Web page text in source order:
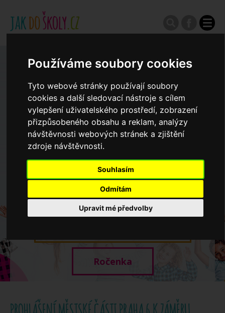
Používáme soubory cookies
Tyto webové stránky používají soubory
cookies a další sledovací nástroje s cílem
vylepšení uživatelského prostředí, zobrazení
přizpůsobeného obsahu a reklam, analýzy
návštěvnosti webových stránek a zjištění
zdroje návštěvnosti.
Souhlasím
Odmítám
Upravit mé předvolby
Zápisy do ZŠ 2026/27
Výroční zprávy
Spádové oblasti ZŠ
Koncepce školství
Dny otevřených dveří ZŠ
Ročenka